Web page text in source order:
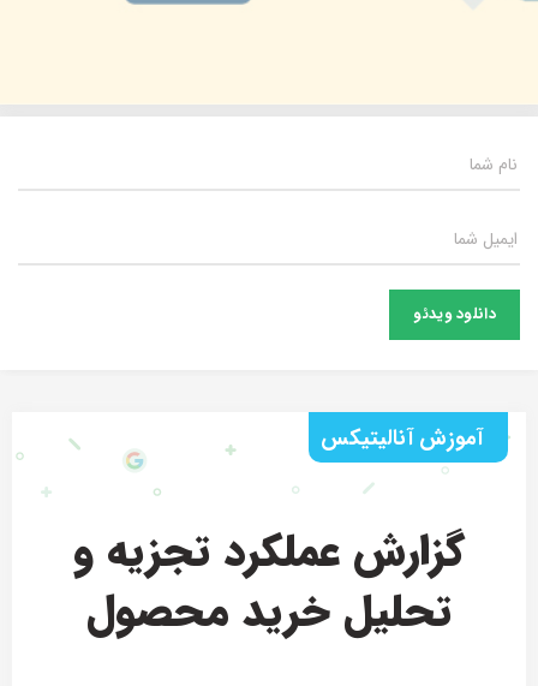
آموزش آنالیتیکس
گزارش عملکرد تجزیه و
تحلیل خرید محصول